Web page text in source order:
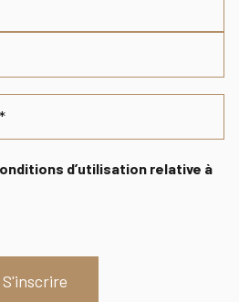
d’utilisation relative à